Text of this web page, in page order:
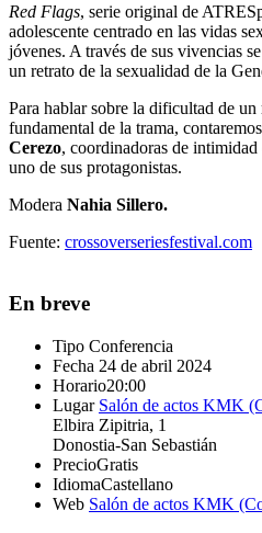
Red Flags, serie original de
adolescente centrado en las vidas
jóvenes. A través de sus vivencias
un retrato de la sexualidad de la
Para hablar sobre la dificultad de
fundamental de la trama,
Cerezo, coordinadoras de intimidad
uno de sus protagonistas.
Modera Nahia Sillero.
Fuente: crossoverseriesfestival.com
En breve
Tipo Conferencia
Fecha 24 de abril 2024
Horario20:00
Lugar Salón de actos KMK
Elbira Zipitria, 1
Donostia-San Sebastián
PrecioGratis
IdiomaCastellano
Web Salón de actos KMK